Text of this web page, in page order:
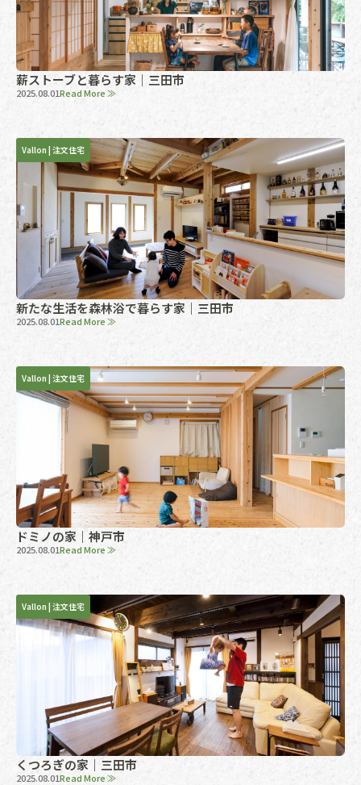
薪ストーブと暮らす家｜三田市
2025.08.01Read More ≫
Vallon | 注文住宅
新たな生活を森林浴で暮らす家｜三田市
2025.08.01Read More ≫
Vallon | 注文住宅
ドミノの家｜神戸市
2025.08.01Read More ≫
Vallon | 注文住宅
くつろぎの家｜三田市
2025.08.01Read More ≫